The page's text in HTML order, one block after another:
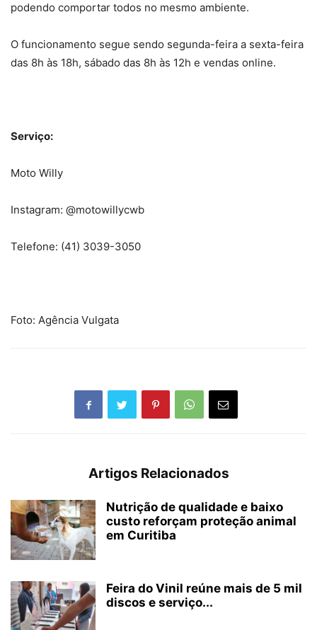
podendo comportar todos no mesmo ambiente.
O funcionamento segue sendo segunda-feira a sexta-feira
das 8h às 18h, sábado das 8h às 12h e vendas online.
Serviço:
Moto Willy
Instagram: @motowillycwb
Telefone: (41) 3039-3050
Foto: Agência Vulgata
Artigos Relacionados
Nutrição de qualidade e baixo
custo reforçam proteção animal
em Curitiba
Feira do Vinil reúne mais de 5 mil
discos e serviço...